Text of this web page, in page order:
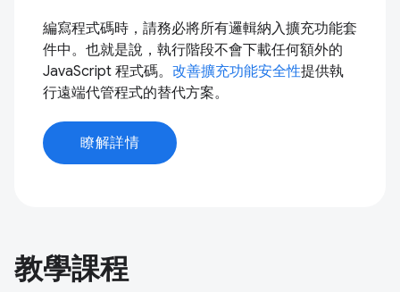
編寫程式碼時，請務必將所有邏輯納入擴充功能套
件中。也就是說，執行階段不會下載任何額外的
JavaScript 程式碼。 改善擴充功能安全性提供執
行遠端代管程式的替代方案。
瞭解詳情
教學課程